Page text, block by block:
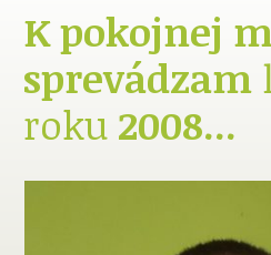
K pokojnej
sprevádzam
roku 2008...